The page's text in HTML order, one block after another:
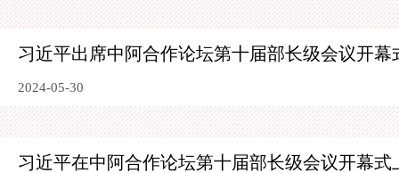
习近平出席中阿合作论坛第十届部长级会议开幕
2024-05-30
习近平在中阿合作论坛第十届部长级会议开幕